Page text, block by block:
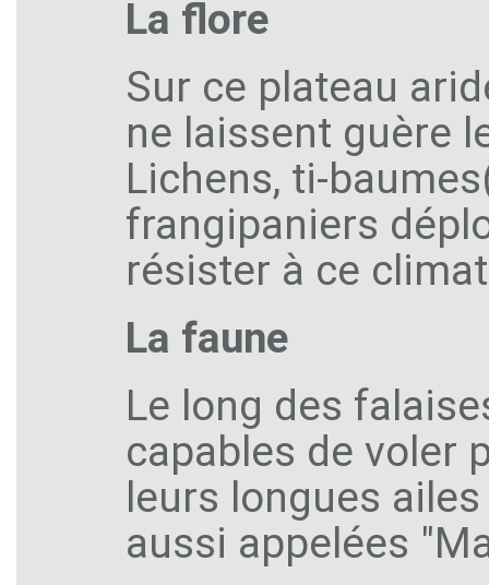
La flore
Sur ce plateau
ne laissent guère
Lichens, ti-
frangipaniers
résister à ce
La faune
Le long des
capables de voler
leurs longues
aussi appelées